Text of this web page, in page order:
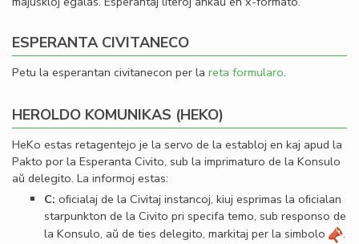
ESPERANTA CIVITANECO
Petu la esperantan civitanecon per la reta formularo.
HEROLDO KOMUNIKAS (HEKO)
HeKo estas retagentejo je la servo de la establoj en kaj apud la
Pakto por la Esperanta Civito, sub la imprimaturo de la Konsulo
aŭ delegito. La informoj estas:
C: oﬁcialaj de la Civitaj instancoj, kiuj esprimas la oﬁcialan
starpunkton de la Civito pri specifa temo, sub responso de
la Konsulo, aŭ de ties delegito, markitaj per la simbolo
.